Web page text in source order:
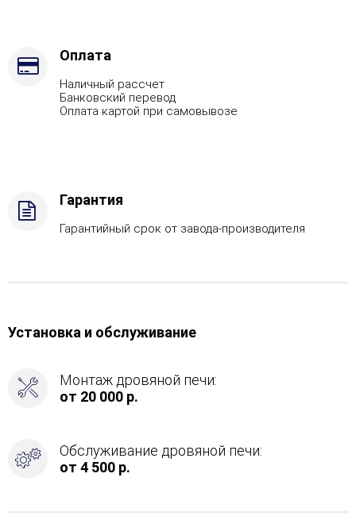
AISI
каменку
-
Оплата
Наличный рассчет
Банковский перевод
Оплата картой при самовывозе
Гарантия
Гарантийный срок от завода-производителя
Установка и обслуживание
Монтаж дровяной печи:
от 20 000 р.
Обслуживание дровяной печи:
от 4 500 р.